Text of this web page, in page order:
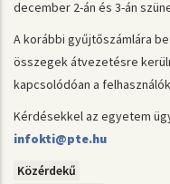
december 2-án és 3-án
A korábbi gyűjtőszámlára
összegek átvezetésre
kapcsolódóan a
Kérdésekkel az egyetem
infokti@pte.hu
Közérdekű